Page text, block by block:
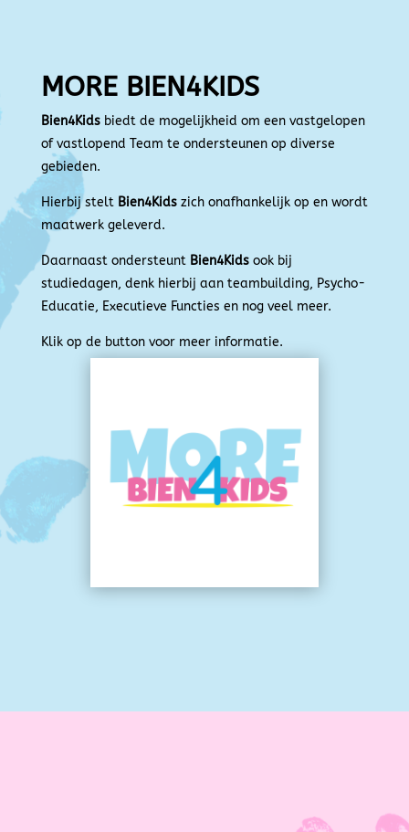
MORE BIEN4KIDS
Bien4Kidsbiedt de mogelijkheid om een vastgelopen
of vastlopend Team te ondersteunen op diverse
gebieden.
Hierbij stelt Bien4Kidszich onafhankelijk op en wordt
maatwerk geleverd.
Daarnaast ondersteunt Bien4Kidsook bij
studiedagen, denk hierbij aan teambuilding, Psycho-
Educatie, Executieve Functies en nog veel meer.
Klik op de button voor meer informatie.